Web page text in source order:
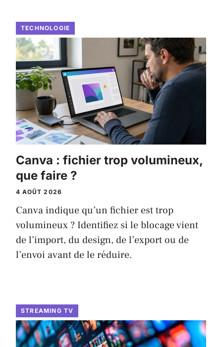
TECHNOLOGIE
Canva : fichier trop volumineux,
que faire ?
4 AOÛT 2026
Canva indique qu’un fichier est trop
volumineux ? Identifiez si le blocage vient
de l’import, du design, de l’export ou de
l’envoi avant de le réduire.
STREAMING TV